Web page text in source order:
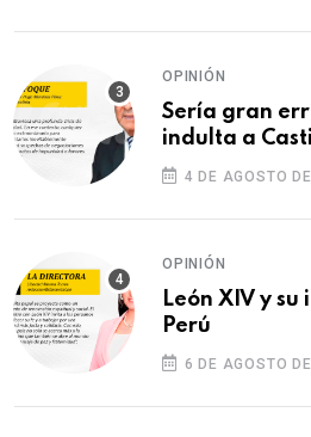
OPINIÓN
Sería gran
indulta a
4 DE AGOSTO
OPINIÓN
León XIV y su
Perú
6 DE AGOSTO